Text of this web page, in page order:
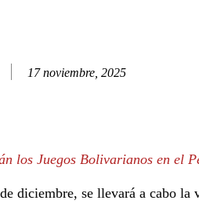
17 noviembre, 2025
los Juegos Bolivarianos en el
diciembre, se llevará a cabo